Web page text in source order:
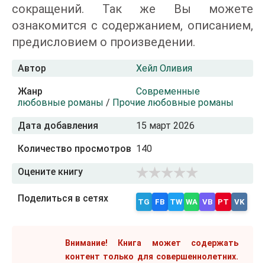
сокращений. Так же Вы можете
ознакомится с содержанием, описанием,
предисловием о произведении.
Автор Хейл Оливия
Жанр
Современные
любовные романы / Прочие любовные романы
Дата добавления 15 март 2026
Количество просмотров 140
Оцените книгу
Поделиться в сетях TG FB TW WA VB PT VK
Внимание! Книга может содержать
контент только для совершеннолетних.